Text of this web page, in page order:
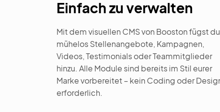
Einfach zu verwalten
Mit dem visuellen CMS von Booston fügst du
mühelos Stellenangebote, Kampagnen,
Videos, Testimonials oder Teammitglieder
hinzu. Alle Module sind bereits im Stil eurer
Marke vorbereitet – kein Coding oder
erforderlich.